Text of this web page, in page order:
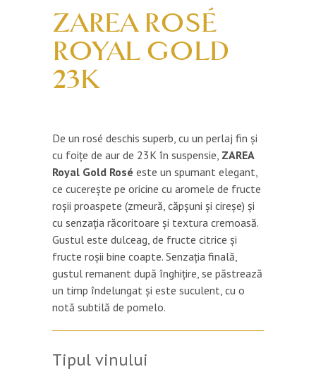
ZAREA ROSÉ
ROYAL GOLD
23K
De un rosé deschis superb, cu un perlaj fin și
cu foițe de aur de 23K în suspensie, ZAREA
Royal Gold Rosé este un spumant elegant,
ce cucerește pe oricine cu aromele de fructe
roșii proaspete (zmeură, căpșuni și cireșe) și
cu senzația răcoritoare și textura cremoasă.
Gustul este dulceag, de fructe citrice și
fructe roșii bine coapte. Senzația finală,
gustul remanent după înghițire, se păstrează
un timp îndelungat și este suculent, cu o
notă subtilă de pomelo.
Tipul vinului